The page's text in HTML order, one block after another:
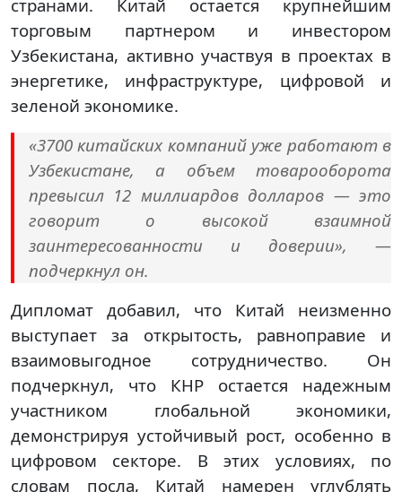
странами. Китай остается крупнейшим
торговым партнером и инвестором
Узбекистана, активно участвуя в проектах в
энергетике, инфраструктуре, цифровой и
зеленой экономике.
«3700 китайских компаний уже работают в
Узбекистане, а объем товарооборота
превысил 12 миллиардов долларов — это
говорит о высокой взаимной
заинтересованности и доверии», —
подчеркнул он.
Дипломат добавил, что Китай неизменно
выступает за открытость, равноправие и
взаимовыгодное сотрудничество. Он
подчеркнул, что КНР остается надежным
участником глобальной экономики,
демонстрируя устойчивый рост, особенно в
цифровом секторе. В этих условиях, по
словам посла, Китай намерен углублять